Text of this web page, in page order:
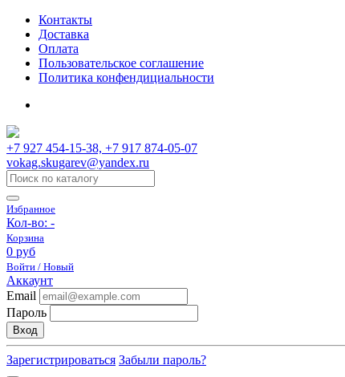
Контакты
Доставка
Оплата
Пользовательское соглашение
Политика конфендициальности
+7 927 454-15-38, +7 917 874-05-07
vokag.skugarev@yandex.ru
Избранное
Кол-во: -
Корзина
0 руб
Войти / Новый
Аккаунт
Email
Пароль
Вход
Зарегистрироваться Забыли пароль?